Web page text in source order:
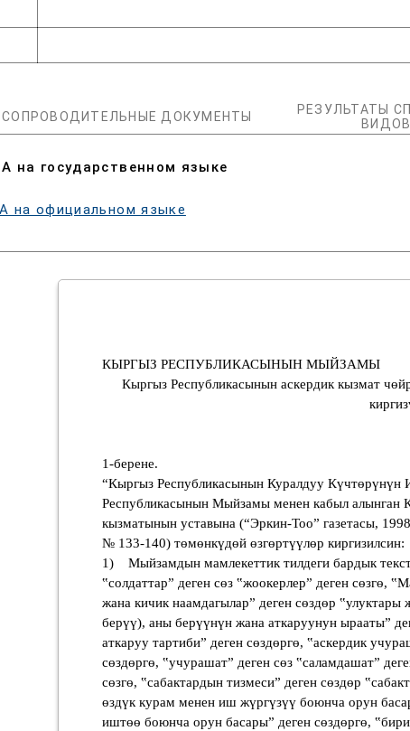
СОПРОВОДИТЕЛЬНЫЕ ДОКУМЕНТЫ
РЕЗУЛЬТАТЫ
на государственном языке
на официальном языке
КЫРГЫЗ РЕСПУБЛИКАСЫНЫН МЫЙЗАМЫ
Кыргыз Республикасынын аскердик кызмат
1-берене.
“Кыргыз Республикасынын Куралдуу
Республикасынын Мыйзамы менен кабыл алынган
кызматынын уставына (“Эркин-Тоо” газетасы,
№ 133-140) төмөнкүдөй өзгөртүүлөр киргизилсин:
1) Мыйзамдын мамлекеттик тилдеги бардык
‟солдаттарˮ деген сөз ‟жоокерлерˮ деген сөзгө,
жана кичик наамдагыларˮ деген сөздөр
берүү), аны берүүнүн жана аткаруунун ыраатыˮ
аткаруу тартибиˮ деген сөздөргө, ‟аскердик
сөздөргө, ‟учурашатˮ деген сөз ‟саламдашатˮ
сөзгө, ‟сабактардын тизмесиˮ деген сөздөр
өздүк курам менен иш жүргүзүү боюнча орун
иштөө боюнча орун басарыˮ деген сөздөргө,